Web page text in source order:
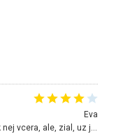
Eva
Hojdacka v Krpelanoch uz nie je, vysli sme si k nej vcera, ale, zial, uz je znicena. Ak sem planujete cestu len kvoli hojdacke, mozete si ju usetrit. Krasny vyhlad je tu vsak aj bez hojdacky :-)